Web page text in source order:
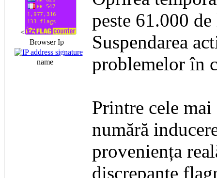
<
Browser Ip
name
peste 61.000
​Suspendarea
problemelor în
​Printre cele mai
numără
proveniența
discrepanțe